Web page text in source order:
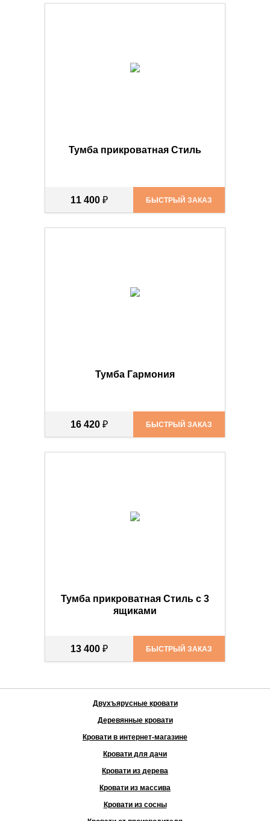
Тумба прикроватная Стиль
11 400 ₽ БЫСТРЫЙ ЗАКАЗ
Тумба Гармония
16 420 ₽ БЫСТРЫЙ ЗАКАЗ
Тумба прикроватная Стиль с 3
ящиками
13 400 ₽ БЫСТРЫЙ ЗАКАЗ
Двухъярусные кровати
Деревянные кровати
Кровати в интернет-магазине
Кровати для дачи
Кровати из дерева
Кровати из массива
Кровати из сосны